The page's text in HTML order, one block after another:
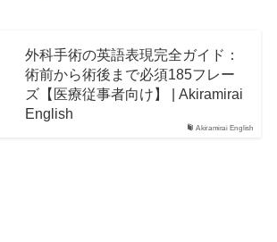
Akiramirai English
外科手術の英語表現完全ガイド：
術前から術後まで必須185フレー
ズ【医療従事者向け】 | Akiramirai
English